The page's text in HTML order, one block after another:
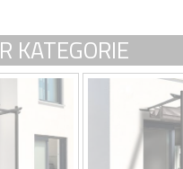
KATEGORIE